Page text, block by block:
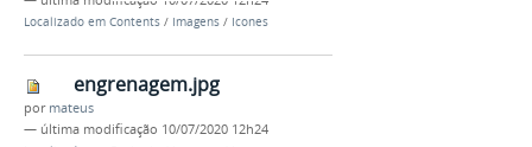
Localizado em Contents / Imagens / Icones
engrenagem.jpg
por mateus
— última modificação 10/07/2020 12h24